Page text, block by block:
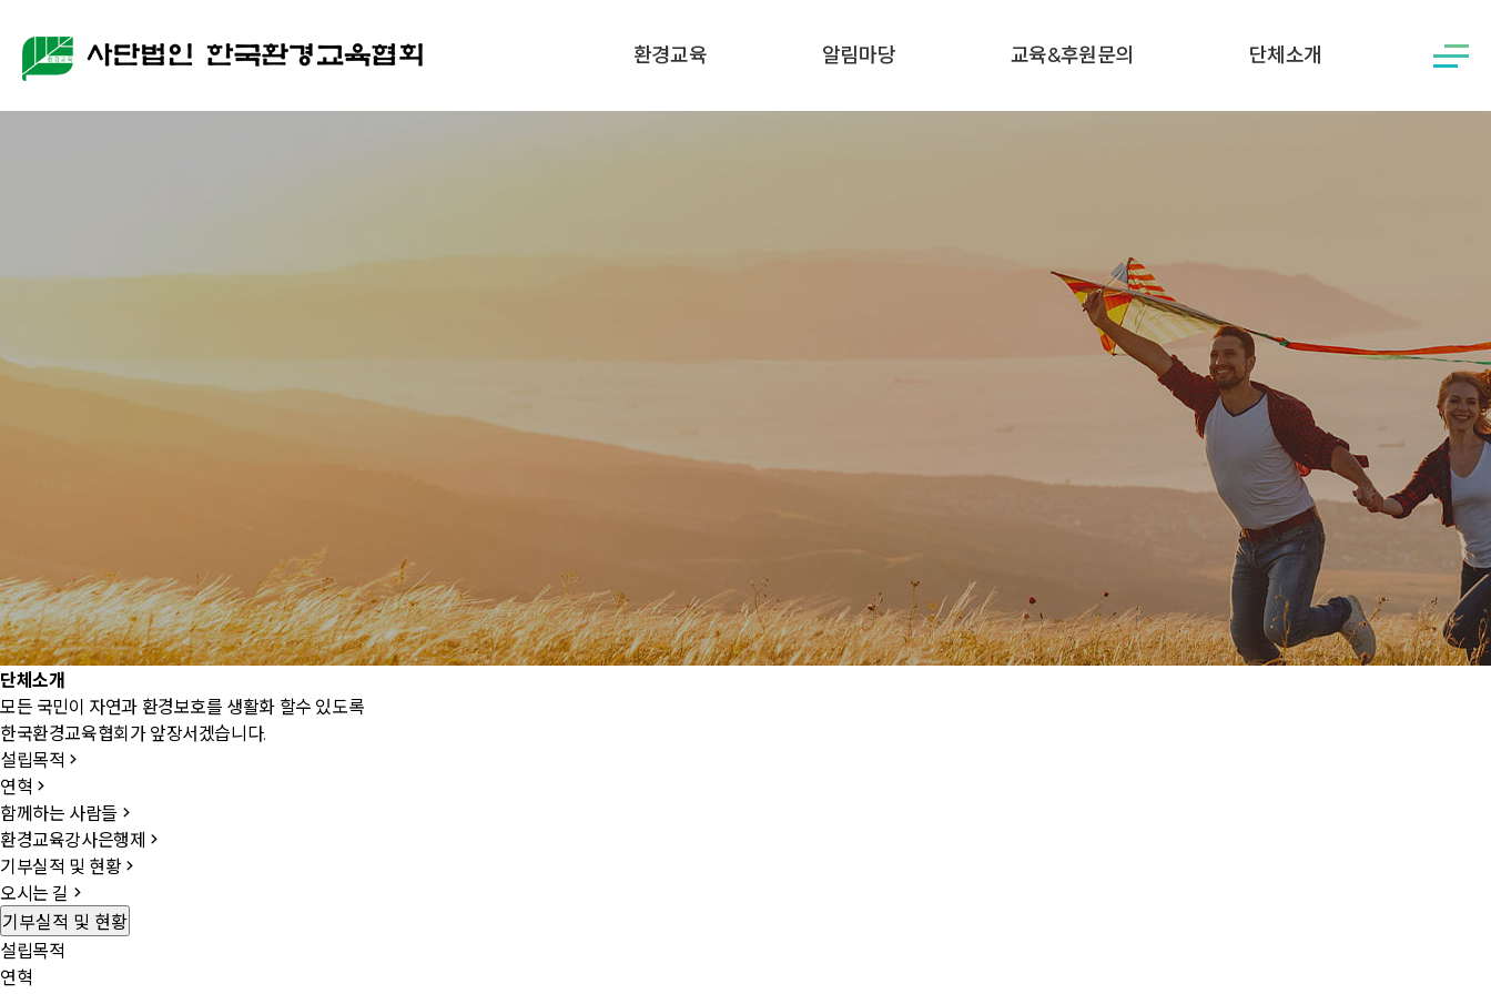
환경교육 알림마당 교육&후원문의 단체소개
단체소개
모든 국민이 자연과 환경보호를 생활화 할수 있도록
한국환경교육협회가 앞장서겠습니다.
설립목적
연혁
함께하는 사람들
환경교육강사은행제
기부실적 및 현황
오시는 길
기부실적 및 현황
설립목적
연혁